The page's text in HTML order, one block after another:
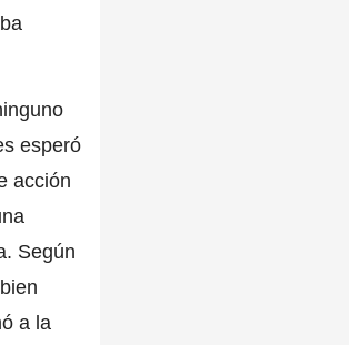
esperó
acción
. Según
a la